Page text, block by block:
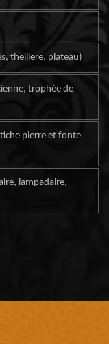
theillere, plateau)
trophée de
pierre et fonte
lampadaire,